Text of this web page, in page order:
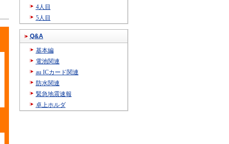
4人目
5人目
Q&A
基本編
電池関連
au ICカード関連
防水関連
緊急地震速報
卓上ホルダ